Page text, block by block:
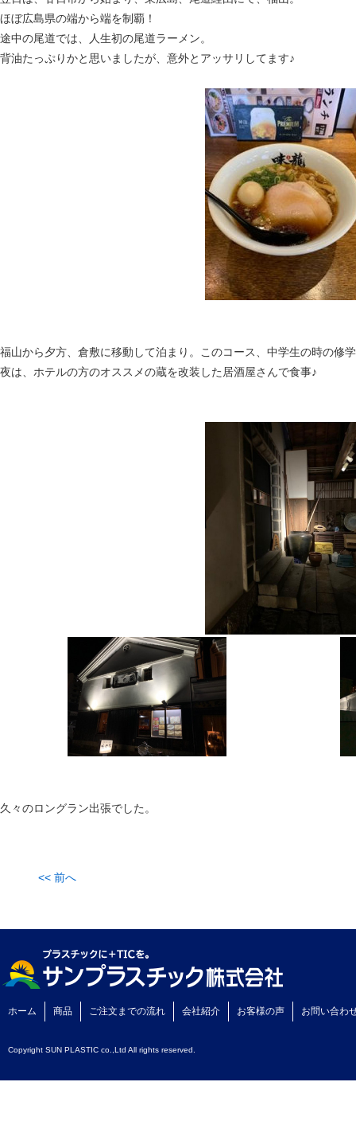
ほぼ広島県の端から端を制覇！
途中の尾道では、人生初の尾道ラーメン。
背油たっぷりかと思いましたが、意外とアッサリしてます♪
福山から夕方、倉敷に移動して泊まり。このコース、中学生の時の修
夜は、ホテルの方のオススメの蔵を改装した居酒屋さんで食事♪
久々のロングラン出張でした。
<< 前へ
ホーム 商品 ご注文までの流れ 会社紹介 お客様の声 お問い合わ
Copyright SUN PLASTIC co.,Ltd All rights reserved.